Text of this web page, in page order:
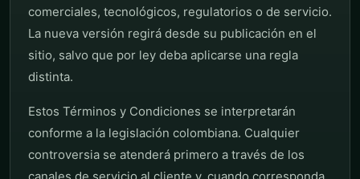
comerciales, tecnológicos, regulatorios o de servicio.
La nueva versión regirá desde su publicación en el
sitio, salvo que por ley deba aplicarse una regla
distinta.
Estos Términos y Condiciones se interpretarán
conforme a la legislación colombiana. Cualquier
controversia se atenderá primero a través de los